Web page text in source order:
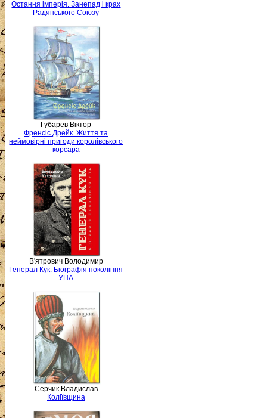
Остання імперія. Занепад і крах
Радянського Союзу
Губарев Віктор
Френсіс Дрейк. Життя та
неймовірні пригоди королівського
корсара
В'ятрович Володимир
Генерал Кук. Біографія покоління
УПА
Серчик Владислав
Коліївщина